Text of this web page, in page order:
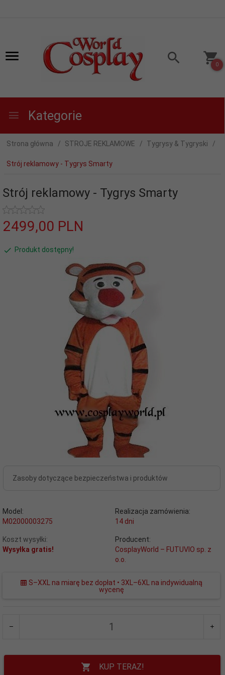
0
Kategorie
Strona główna STROJE REKLAMOWE Tygrysy & Tygryski
Strój reklamowy - Tygrys Smarty
Strój reklamowy - Tygrys Smarty
2499,00 PLN
Produkt dostępny!
Zasoby dotyczące bezpieczeństwa i produktów
Model:
M02000003275
Realizacja zamówienia:
14 dni
Koszt wysyłki:
Wysyłka gratis!
Producent:
CosplayWorld – FUTUVIO sp. z
o.o.
S–XXL na miarę bez dopłat • 3XL–6XL na indywidualną
wycenę
KUP TERAZ!